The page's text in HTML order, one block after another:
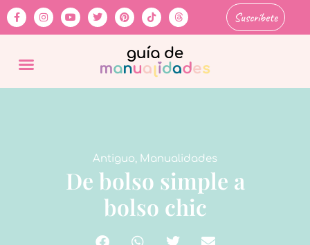
Suscríbete
Antiguo, Manualidades
De bolso simple a
bolso chic